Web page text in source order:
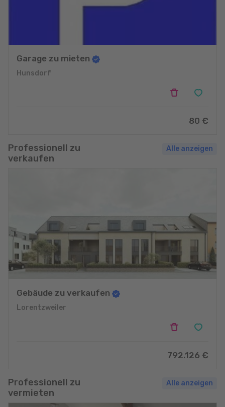
Garage zu mieten
Hunsdorf
80 €
Professionell zu
verkaufen
Alle anzeigen
Gebäude zu verkaufen
Lorentzweiler
792.126 €
Professionell zu
vermieten
Alle anzeigen